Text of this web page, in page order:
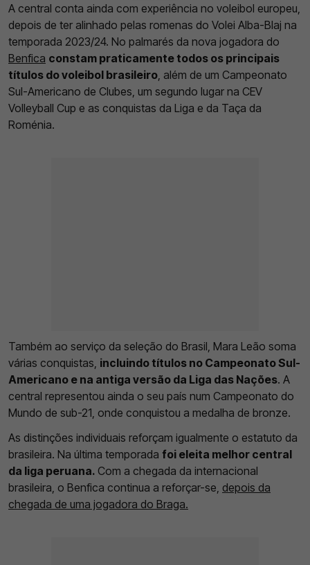
A central conta ainda com experiência no voleibol europeu,
depois de ter alinhado pelas romenas do Volei Alba-Blaj na
temporada 2023/24. No palmarés da nova jogadora do
Benfica constam praticamente todos os principais
títulos do voleibol brasileiro , além de um Campeonato
Sul-Americano de Clubes, um segundo lugar na CEV
Volleyball Cup e as conquistas da Liga e da Taça da
Roménia.
Também ao serviço da seleção do Brasil, Mara Leão soma
várias conquistas, incluindo títulos no Campeonato Sul-
Americano e na antiga versão da Liga das Nações. A
central representou ainda o seu país num Campeonato do
Mundo de sub-21, onde conquistou a medalha de bronze.
As distinções individuais reforçam igualmente o estatuto da
brasileira. Na última temporada foi eleita melhor central
da liga peruana. Com a chegada da internacional
brasileira, o Benfica continua a reforçar-se, depois da
chegada de uma jogadora do Braga.